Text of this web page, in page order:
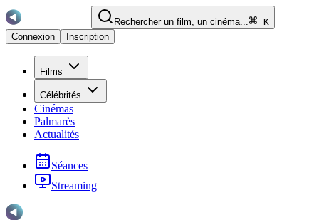
Rechercher un film, un cinéma...
K
Connexion
Inscription
Films
Célébrités
Cinémas
Palmarès
Actualités
Séances
Streaming